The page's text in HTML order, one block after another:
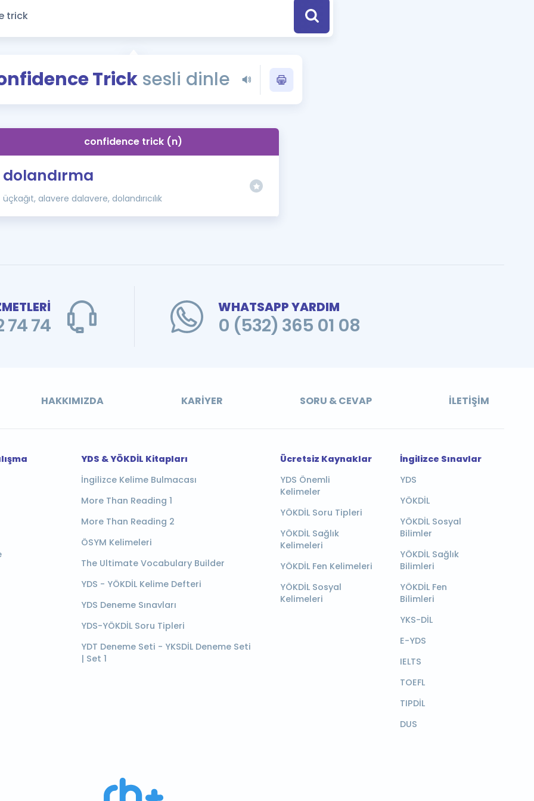
Eğitim ve Kitaplara Özel Fırsatlar
YDS - YÖKDİL Tüm Sınavlarla İlgili Haberler
İngilizce Gramer
İngilizce Gramer ve Konu Anlatımı
Trick sesli dinle
confidence trick (n)
dolandırma
üçkağıt, alavere dalavere, dolandırıcılık
74
WHATSAPP YARDIM
0 (532) 365 01 08
HAKKIMIZDA KARIYER SORU & CEVAP İLETIŞIM
YDS & YÖKDİL Kitapları
İngilizce Kelime Bulmacası
More Than Reading 1
More Than Reading 2
ÖSYM Kelimeleri
The Ultimate Vocabulary Builder
YDS - YÖKDİL Kelime Defteri
YDS Deneme Sınavları
YDS-YÖKDİL Soru Tipleri
YDT Deneme Seti - YKSDİL Deneme Seti
| Set 1
Ücretsiz Kaynaklar
YDS Önemli
Kelimeler
YÖKDİL Soru Tipleri
YÖKDİL Sağlık
Kelimeleri
YÖKDİL Fen Kelimeleri
YÖKDİL Sosyal
Kelimeleri
İngilizce Sınavlar
YDS
YÖKDİL
YÖKDİL Sosyal
Bilimler
YÖKDİL Sağlık
Bilimleri
YÖKDİL Fen
Bilimleri
YKS-DİL
E-YDS
IELTS
TOEFL
TIPDİL
DUS